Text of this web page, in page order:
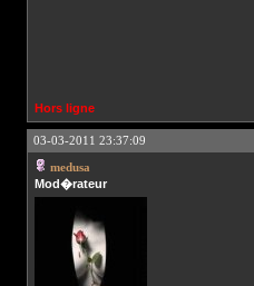
Hors ligne
03-03-2011 23:37:09
medusa
Mod�rateur